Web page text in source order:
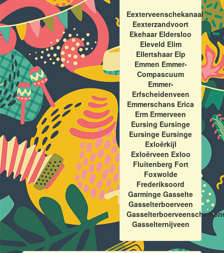
Eexterveenschekanaal
Eexterzandvoort
Ekehaar Eldersloo
Eleveld Elim
Ellertshaar Elp
Emmen Emmer-
Compascuum
Emmer-
Erfscheidenveen
Emmerschans Erica
Erm Ermerveen
Eursing Eursinge
Eursinge Eursinge
Exloërkijl
Exloërveen Exloo
Fluitenberg Fort
Foxwolde
Frederiksoord
Garminge Gasselte
Gasselterboerveen
Gasselternijveen